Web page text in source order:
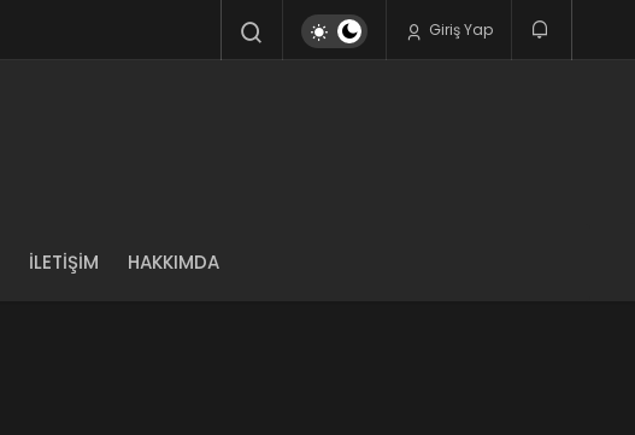
Giriş Yap
İLETIŞIM HAKKIMDA